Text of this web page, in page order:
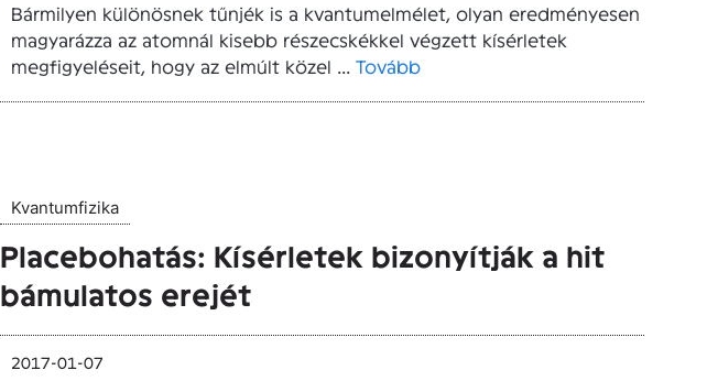
Bármilyen különösnek tűnjék is a kvantumelmélet, olyan eredményesen
magyarázza az atomnál kisebb részecskékkel végzett kísérletek
megfigyeléseit, hogy az elmúlt közel ... Tovább
Kvantumfizika
Placebohatás: Kísérletek bizonyítják a hit
bámulatos erejét
2017-01-07